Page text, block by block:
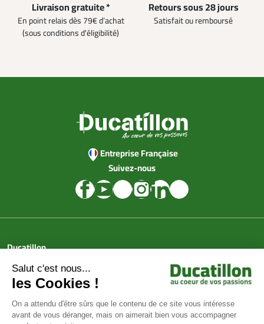
Livraison gratuite *
En point relais dès 79€ d’achat
(sous conditions d'éligibilité)
Retours sous 28 jours
Satisfait ou remboursé
Entreprise Française
Suivez-nous
Ducatillon
Achat en ligne
Services
Aide & Conseils